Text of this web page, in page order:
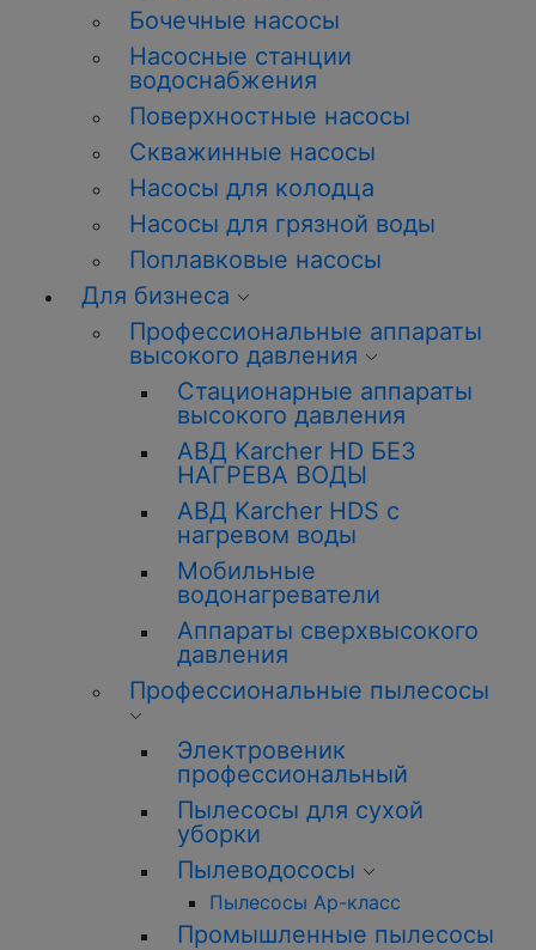
Бочечные насосы
Насосные станции
водоснабжения
Поверхностные насосы
Скважинные насосы
Насосы для колодца
Насосы для грязной воды
Поплавковые насосы
Для бизнеса
Профессиональные аппараты
высокого давления
Стационарные аппараты
высокого давления
АВД Karcher HD БЕЗ
НАГРЕВА ВОДЫ
АВД Karcher HDS с
нагревом воды
Мобильные
водонагреватели
Аппараты сверхвысокого
давления
Профессиональные пылесосы
Электровеник
профессиональный
Пылесосы для сухой
уборки
Пылеводососы
Пылесосы Ар-класс
Промышленные пылесосы